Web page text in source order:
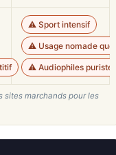
⚠️ Sport intensif
⚠️ Usage nomade
⚠️ Audiophiles puristes
sites marchands pour les